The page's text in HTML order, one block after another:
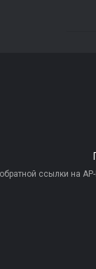
ссылки на